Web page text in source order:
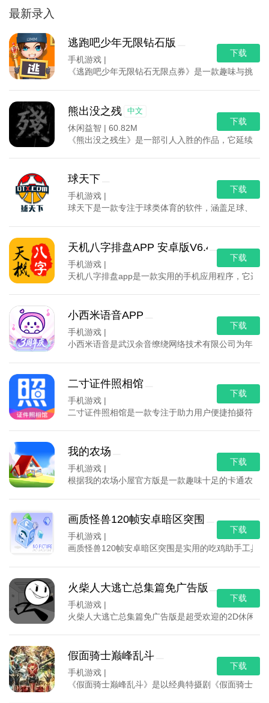
最新录入
逃跑吧少年无限钻石版
手机游戏 |
《逃跑吧少年无限钻石无限点券》是一款趣味与挑
下载
熊出没之残 中文
休闲益智 | 60.82M
《熊出没之残生》是一部引人入胜的作品，它延续
下载
球天下
手机游戏 |
球天下是一款专注于球类体育的软件，涵盖足球、篮
下载
天机八字排盘APP 安卓版V6.4.0
手机游戏 |
天机八字排盘app是一款实用的手机应用程序，它运
下载
小西米语音APP
手机游戏 |
小西米语音是武汉余音缭绕网络技术有限公司为年轻
下载
二寸证件照相馆
手机游戏 |
二寸证件照相馆是一款专注于助力用户便捷拍摄符合
下载
我的农场
手机游戏 |
根据我的农场小屋官方版是一款趣味十足的卡通农场
下载
画质怪兽120帧安卓暗区突围
手机游戏 |
画质怪兽120帧安卓暗区突围是实用的吃鸡助手工具
下载
火柴人大逃亡总集篇免广告版
手机游戏 |
火柴人大逃亡总集篇免广告版是超受欢迎的2D休闲
下载
假面骑士巅峰乱斗
手机游戏 |
《假面骑士巅峰乱斗》是以经典特摄剧《假面骑士
下载